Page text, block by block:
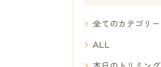
全てのカテゴリー
ALL